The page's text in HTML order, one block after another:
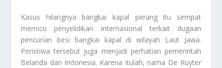
Kasus hilangnya bangkai kapal perang itu sempat
memicu penyelidikan internasional terkait dugaan
pencurian besi bangkai kapal di wilayah Laut Jawa.
Peristiwa tersebut juga menjadi perhatian pemerintah
Belanda dan Indonesia. Karena itulah, nama De Ruyter